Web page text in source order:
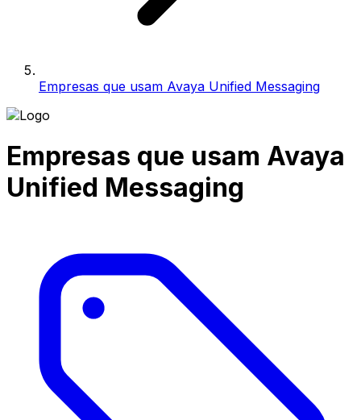
Empresas que usam Avaya Unified Messaging
Empresas que usam Avaya
Unified Messaging